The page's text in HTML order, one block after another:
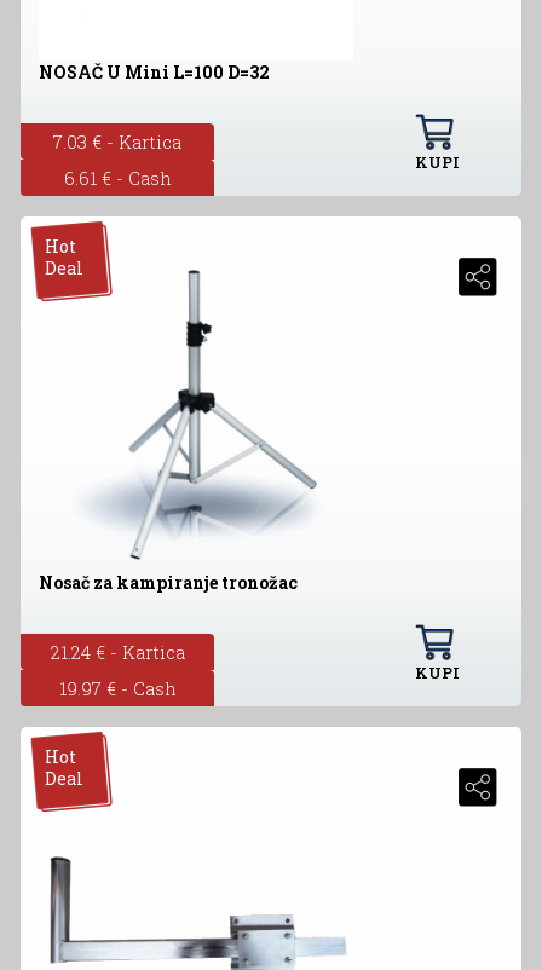
NOSAČ U Mini L=100 D=32
7.03 € - Kartica
6.61 € - Cash
KUPI
Hot
Deal
Nosač za kampiranje tronožac
21.24 € - Kartica
19.97 € - Cash
KUPI
Hot
Deal